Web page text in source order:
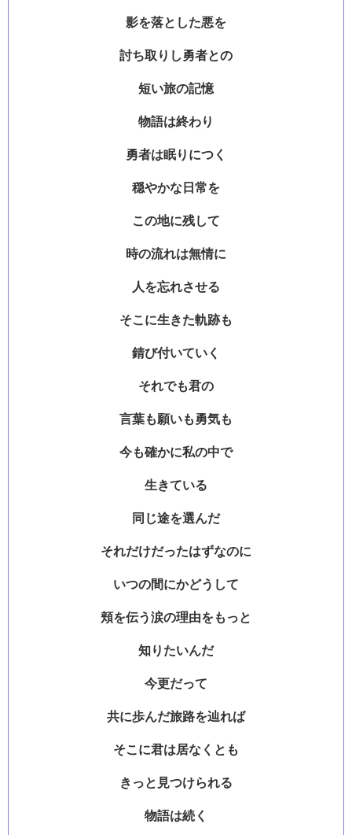
影を落とした悪を
討ち取りし勇者との
短い旅の記憶
物語は終わり
勇者は眠りにつく
穏やかな日常を
この地に残して
時の流れは無情に
人を忘れさせる
そこに生きた軌跡も
錆び付いていく
それでも君の
言葉も願いも勇気も
今も確かに私の中で
生きている
同じ途を選んだ
それだけだったはずなのに
いつの間にかどうして
頬を伝う涙の理由をもっと
知りたいんだ
今更だって
共に歩んだ旅路を辿れば
そこに君は居なくとも
きっと見つけられる
物語は続く